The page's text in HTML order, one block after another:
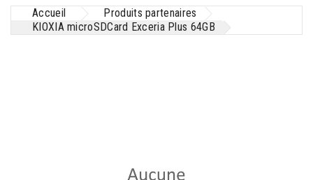
Accueil
Produits partenaires
KIOXIA microSDCard Exceria Plus 64GB